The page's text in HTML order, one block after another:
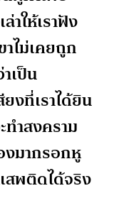
าให้เราฟัง
ไม่เคยถูก
เป็น
งที่เราได้ยิน
ำสงคราม
งมากรอกหู
เสพติดได้จริง